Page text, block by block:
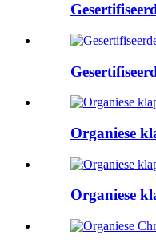
Organiese
Organiese